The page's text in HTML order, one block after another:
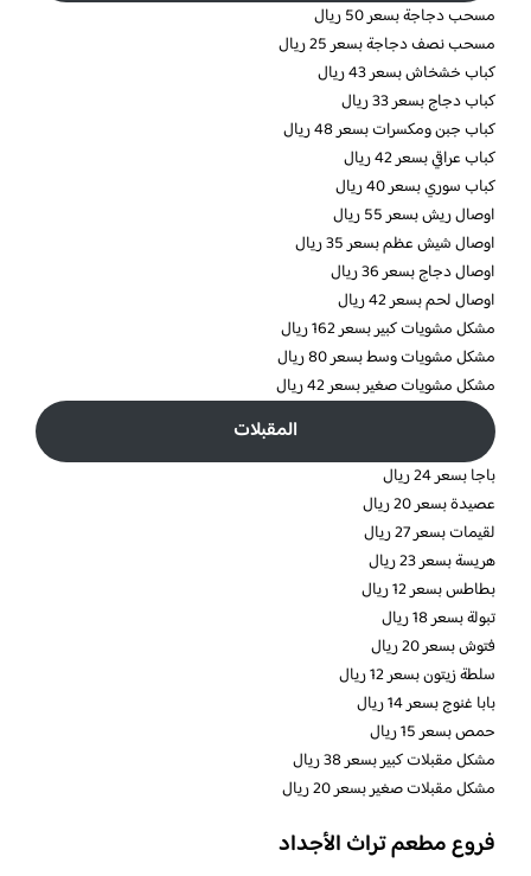
مسحب دجاجة بسعر 50 ريال
مسحب نصف دجاجة بسعر 25 ريال
كباب خشخاش بسعر 43 ريال
كباب دجاج بسعر 33 ريال
كباب جبن ومكسرات بسعر 48 ريال
كباب عراقي بسعر 42 ريال
كباب سوري بسعر 40 ريال
اوصال ريش بسعر 55 ريال
اوصال شيش عظم بسعر 35 ريال
اوصال دجاج بسعر 36 ريال
اوصال لحم بسعر 42 ريال
مشكل مشويات كبير بسعر 162 ريال
مشكل مشويات وسط بسعر 80 ريال
مشكل مشويات صغير بسعر 42 ريال
المقبلات
باجا بسعر 24 ريال
عصيدة بسعر 20 ريال
لقيمات بسعر 27 ريال
هريسة بسعر 23 ريال
بطاطس بسعر 12 ريال
تبولة بسعر 18 ريال
فتوش بسعر 20 ريال
سلطة زيتون بسعر 12 ريال
بابا غنوج بسعر 14 ريال
حمص بسعر 15 ريال
مشكل مقبلات كبير بسعر 38 ريال
مشكل مقبلات صغير بسعر 20 ريال
فروع مطعم تراث الأجداد